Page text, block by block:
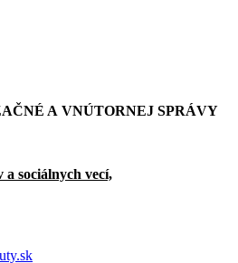
A VNÚTORNEJ SPRÁVY
a sociálnych vecí,